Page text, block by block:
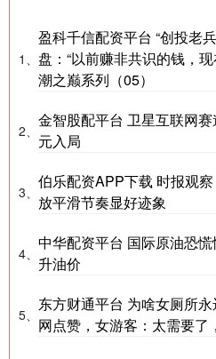
1、
盈科千信配资平台 “创投老
盘：“以前赚非共识的钱，
潮之巅系列（05）
2、
金智股配平台 卫星互联网
元入局
3、
伯乐配资APP下载 时报观
放平滑节奏显好迹象
4、
中华配资平台 国际原油恐
升油价
5、
东方财通平台 为啥女厕所
网点赞，女游客：太需要了